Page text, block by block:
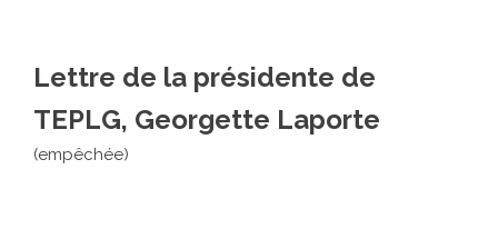
Lettre de la présidente de
TEPLG, Georgette Laporte
(empêchée)